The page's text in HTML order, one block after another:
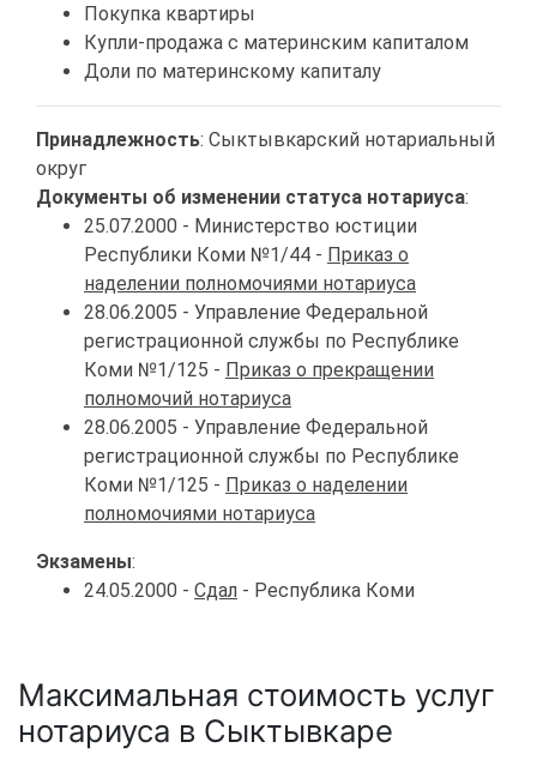
Покупка квартиры
Купли-продажа с материнским капиталом
Доли по материнскому капиталу
Принадлежность: Сыктывкарский нотариальный
округ
Документы об изменении статуса нотариуса:
25.07.2000 - Министерство юстиции
Республики Коми №1/44 - Приказ о
наделении полномочиями нотариуса
28.06.2005 - Управление Федеральной
регистрационной службы по Республике
Коми №1/125 - Приказ о прекращении
полномочий нотариуса
28.06.2005 - Управление Федеральной
регистрационной службы по Республике
Коми №1/125 - Приказ о наделении
полномочиями нотариуса
Экзамены:
24.05.2000 - Сдал - Республика Коми
Максимальная стоимость услуг
нотариуса в Сыктывкаре